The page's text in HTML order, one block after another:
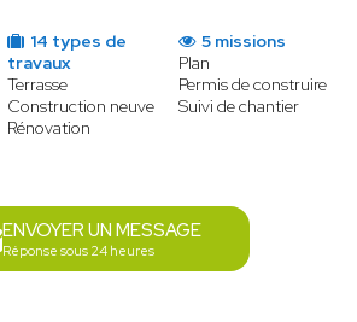
14 types de
travaux
Terrasse
Construction neuve
Rénovation
5 missions
Plan
Permis de construire
Suivi de chantier
ENVOYER UN MESSAGE
Réponse sous 24 heures